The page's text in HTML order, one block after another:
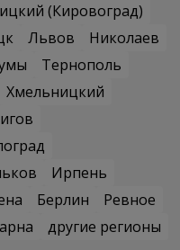
(Кировоград)
Львов
Николаев
Тернополь
Хмельницкий
Ирпень
Берлин
Ревное
другие регионы